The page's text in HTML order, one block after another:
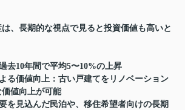
、長期的な視点で見ると投資価値も高いと
去10年間で平均5〜10%の上昇
る価値向上：古い戸建てをリノベーション
値向上が可能
を見込んだ民泊や、移住希望者向けの長期